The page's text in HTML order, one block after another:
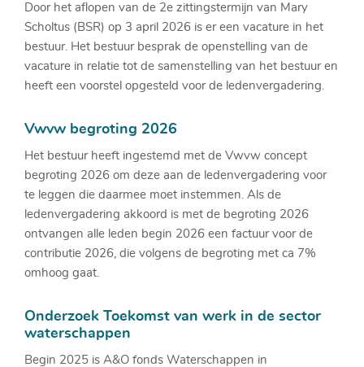
Door het aflopen van de 2e zittingstermijn van Mary
Scholtus (BSR) op 3 april 2026 is er een vacature in het
bestuur. Het bestuur besprak de openstelling van de
vacature in relatie tot de samenstelling van het bestuur en
heeft een voorstel opgesteld voor de ledenvergadering.
Vwvw begroting 2026
Het bestuur heeft ingestemd met de Vwvw concept
begroting 2026 om deze aan de ledenvergadering voor
te leggen die daarmee moet instemmen. Als de
ledenvergadering akkoord is met de begroting 2026
ontvangen alle leden begin 2026 een factuur voor de
contributie 2026, die volgens de begroting met ca 7%
omhoog gaat.
Onderzoek Toekomst van werk in de sector
waterschappen
Begin 2025 is A&O fonds Waterschappen in